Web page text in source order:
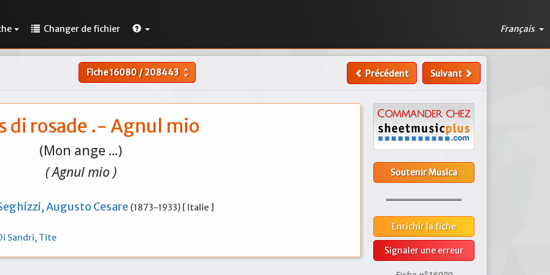
Changer de fichier Français
Fiche16080/208443 unfold_more Précédent Suivant
di rosade .- Agnul mio
(Mon ange ...)
( Agnul mio )
Augusto Cesare (1873-1933) [ Italie ]
Sandri, Tite
Soutenir Musica
Enrichir la fiche
Signaler une erreur